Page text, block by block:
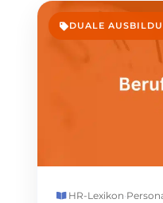
DUALE
HR-Lexikon·